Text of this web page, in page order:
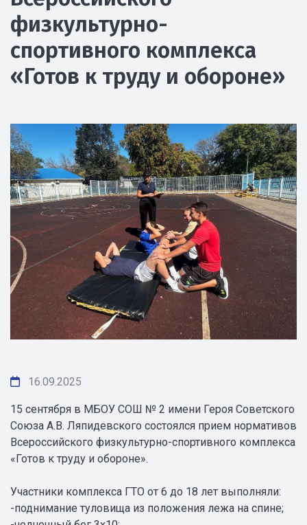
физкультурно-
спортивного комплекса
«Готов к труду и обороне»
16.09.2025
15 сентября в МБОУ СОШ № 2 имени Героя Советского
Союза А.В. Ляпидевского состоялся прием нормативов
Всероссийского физкультурно-спортивного комплекса
«Готов к труду и обороне».
Участники комплекса ГТО от 6 до 18 лет выполняли:
-поднимание туловища из положения лежа на спине;